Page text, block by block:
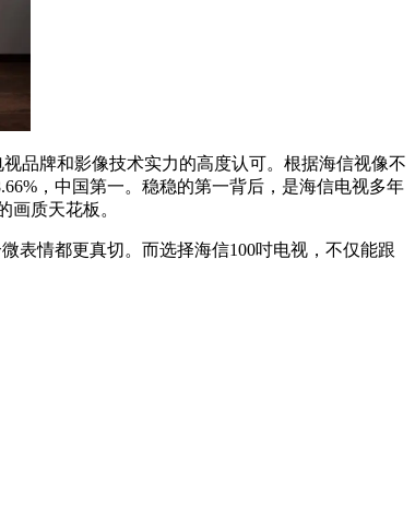
品牌和影像技术实力的高度认可。根据海信视像不
，中国第一。稳稳的第一背后，是海信电视多年
画质天花板。
表情都更真切。而选择海信100吋电视，不仅能跟